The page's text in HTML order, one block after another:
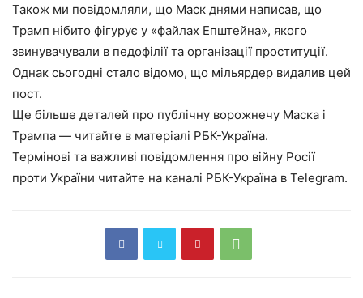
Також ми повідомляли, що Маск днями написав, що
Трамп нібито фігурує у «файлах Епштейна», якого
звинувачували в педофілії та організації проституції.
Однак сьогодні стало відомо, що мільярдер видалив цей
пост.
Ще більше деталей про публічну ворожнечу Маска і
Трампа — читайте в матеріалі РБК-Україна.
Термінові та важливі повідомлення про війну Росії
проти України читайте на каналі РБК-Україна в Telegram.